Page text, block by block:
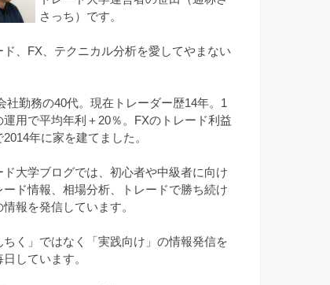
さっち）です。
ド、FX、テクニカル分析を愛してやまない
社勤務の40代。現在トレーダー歴14年。1
運用で平均年利＋20％。FXのトレード利益
2014年に家を建てました。
ド大学ブログでは、初心者や中級者に向け
ード情報、相場分析、トレードで勝ち続け
情報を発信しています。
ちく」ではなく「実践向け」の情報発信を
しています。